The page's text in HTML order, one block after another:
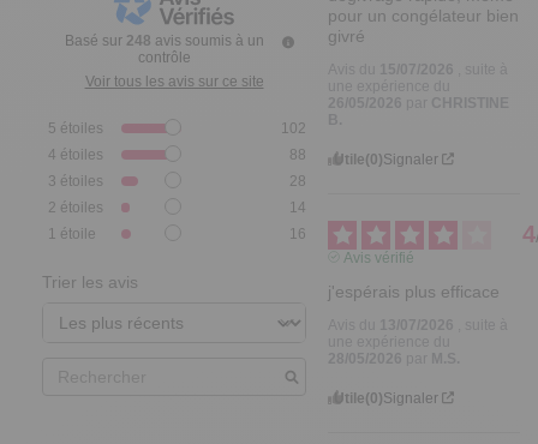
Basé sur 248 avis soumis à un
contrôle
Voir tous les avis sur ce site
5 étoiles
102
4 étoiles
88
3 étoiles
28
2 étoiles
14
1 étoile 16
Trier les avis
pour un congélateur bien
givré
15/07/2026
une expérience du
26/05/2026
par
CHRISTINE
B.
Utile(0)Signaler
4
Avis vérifié
j'espérais plus efficace
Utile(0)Signaler